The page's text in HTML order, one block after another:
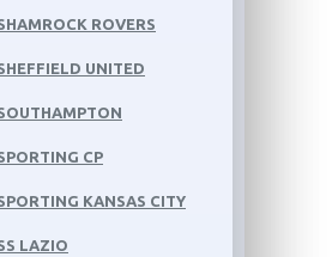
ROVERS
UNITED
CP
KANSAS CITY
LAZIO